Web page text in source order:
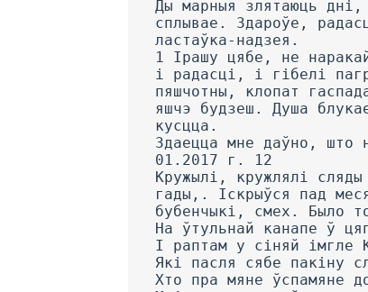
Ды марныя злятаюць
сплывае. Здароўе,
ластаўка-надзея.
1 Ірашу цябе, не
і радасці, і гібелі
пяшчотны, клопат
яшчэ будзеш. Душа
кусцца.
Здаецца мне даўно, што
01.2017 г. 12
Кружылі, кружлялі
гады,. Іскрыўся пад
бубенчыкі, смех. Было
На ўтульнай канапе ў
I раптам у сіняй імгле
Які пасля сябе пакіну
Хто пра мяне ўспамяне